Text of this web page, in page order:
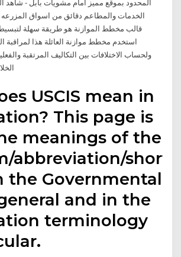
المحدود بموقع مميز امام مشويات بابل - شاهد
الخدمات والمطاعم دقائق من اسواق
قالب مخطط الموازنة هو طريقة سهلة
استخدم مخطط موازنة العائلة هذا
ولحساب الاختلافات بين التكاليف المرتقبة
USCIS mean in
This page is
meanings of the
abbreviation/
the Governmental
and in the
terminology